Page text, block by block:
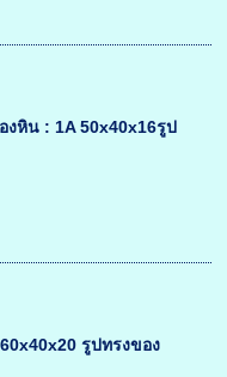
หิน : 1A 50x40x16รูป
รูปทรงของ